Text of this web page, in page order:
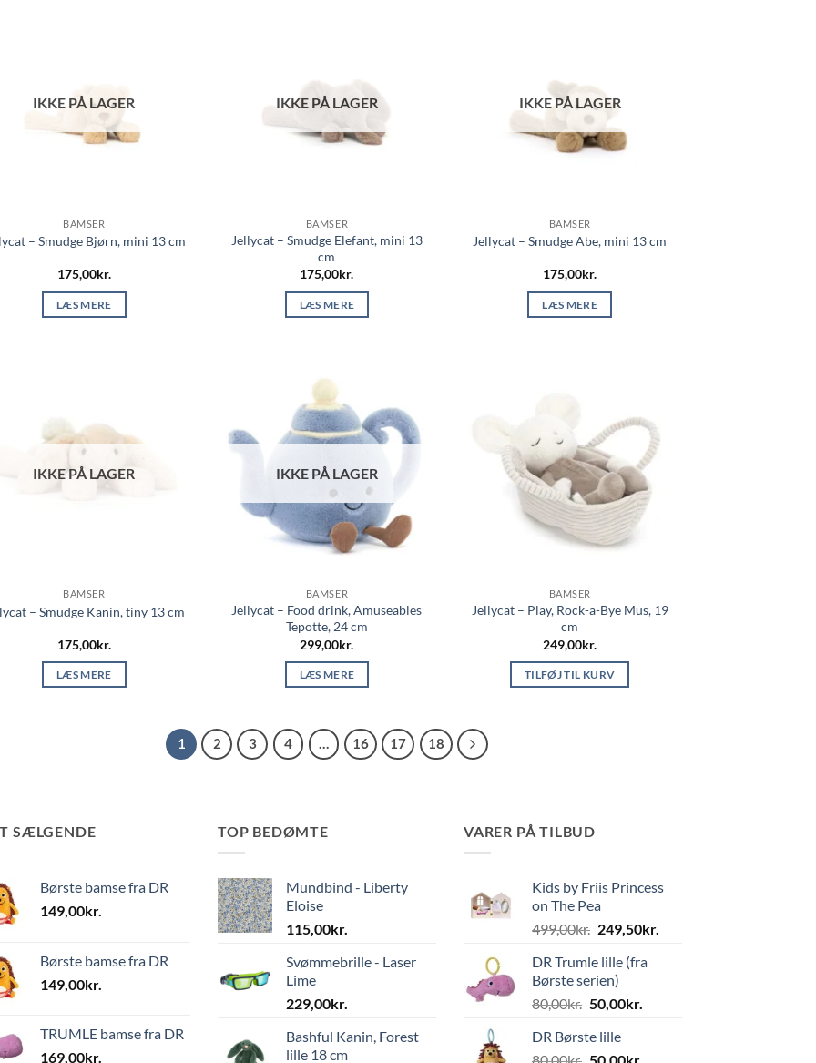
IKKE PÅ LAGER
BAMSER
– Smudge Bjørn, mini 13 cm
175,00kr.
LÆS MERE
IKKE PÅ LAGER
BAMSER
Jellycat – Smudge Elefant, mini 13
cm
175,00kr.
LÆS MERE
IKKE PÅ LAGER
BAMSER
Jellycat – Smudge Abe, mini 13 cm
175,00kr.
LÆS MERE
IKKE PÅ LAGER
BAMSER
– Smudge Kanin, tiny 13 cm
175,00kr.
LÆS MERE
IKKE PÅ LAGER
BAMSER
Jellycat – Food drink, Amuseables
Tepotte, 24 cm
299,00kr.
LÆS MERE
BAMSER
Jellycat – Play, Rock-a-Bye Mus, 19
cm
249,00kr.
TILFØJ TIL KURV
1 2 3 4 … 16 17 18
SÆLGENDE
Børste bamse fra DR
149,00kr.
Børste bamse fra DR
149,00kr.
TRUMLE bamse fra DR
169,00kr.
TOP BEDØMTE
Mundbind - Liberty
Eloise
115,00kr.
Svømmebrille - Laser
Lime
229,00kr.
Bashful Kanin, Forest
lille 18 cm
VARER PÅ TILBUD
Kids by Friis Princess
on The Pea
499,00kr. Den
pris
var:
499,00kr..
249,50kr.
DR Trumle lille (fra
Børste serien)
80,00kr. Den
pris
50,00kr.
DR Børste lille
Den